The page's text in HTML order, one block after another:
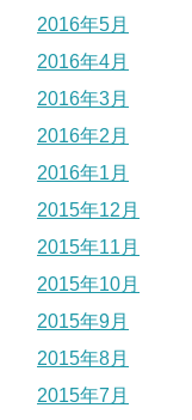
2016年5月
2016年4月
2016年3月
2016年2月
2016年1月
2015年12月
2015年11月
2015年10月
2015年9月
2015年8月
2015年7月